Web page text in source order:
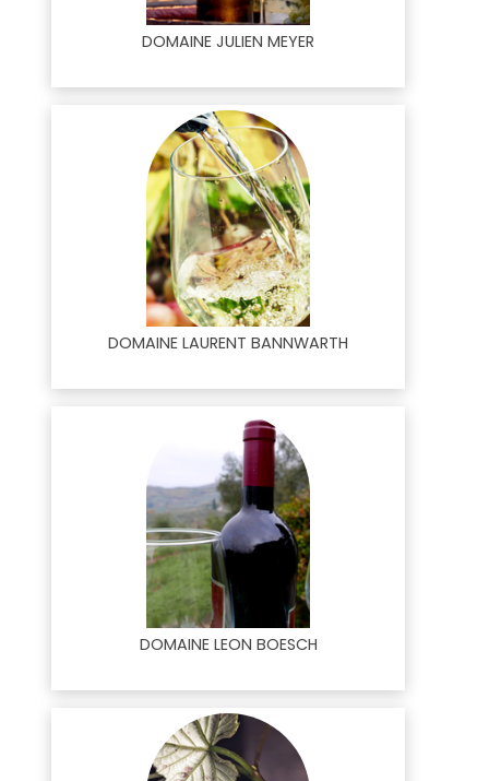
DOMAINE JULIEN MEYER
DOMAINE LAURENT BANNWARTH
DOMAINE LEON BOESCH